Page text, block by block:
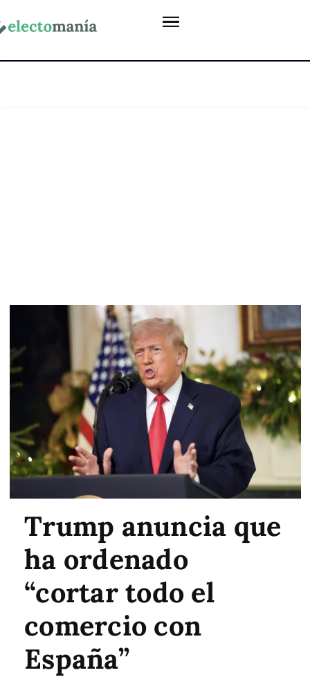
Trump anuncia que
ha ordenado
“cortar todo el
comercio con
España”